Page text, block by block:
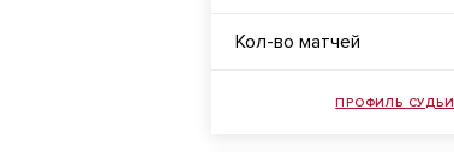
Кол-во матчей
ПРОФИЛЬ СУДЬИ